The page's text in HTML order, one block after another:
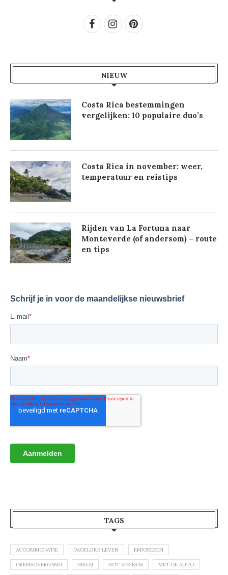
NIEUW
Costa Rica bestemmingen
vergelijken: 10 populaire duo’s
Costa Rica in november: weer,
temperatuur en reistips
Rijden van La Fortuna naar
Monteverde (of andersom) – route
en tips
TAGS
ACCOMMODATIE DAGELIJKS LEVEN EMIGREREN
GRENSOVERGANG HIKEN HOT SPRINGS MET DE AUTO